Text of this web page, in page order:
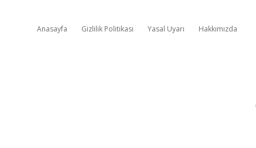
Anasayfa Gizlilik Politikası Yasal Uyarı Hakkımızda